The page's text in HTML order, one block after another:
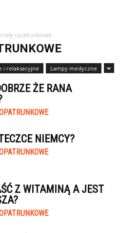
opatrunkowe
i relaksacyjne Lampy medyczne
ŻE RANA
NIEMCY?
Z WITAMINĄ A JEST